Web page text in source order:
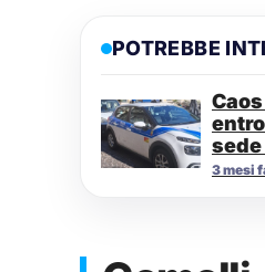
POTREBBE
3 mesi